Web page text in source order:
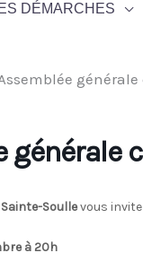
DÉMARCHES
générale
Soullevous invite
à 20h